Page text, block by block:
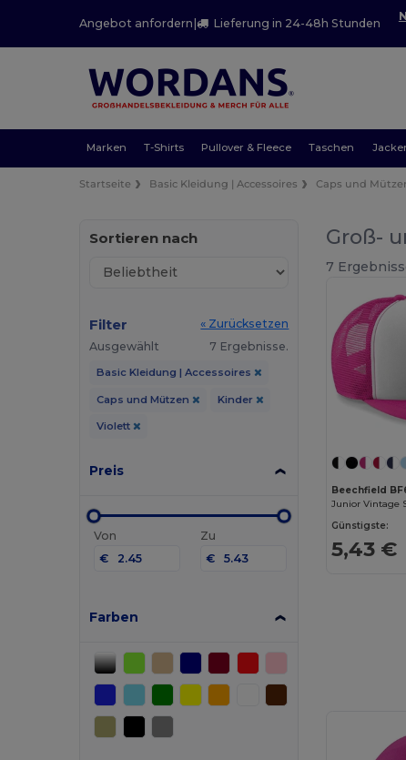
Angebot anfordern | Lieferung in 24-48h Stunden
Marken T-Shirts Pullover & Fleece Taschen
Startseite Basic Kleidung | Accessoires Caps und
Sortieren nach
Filter
« Zurücksetzen
Ausgewählt
7 Ergebnisse.
Basic Kleidung | Accessoires
Caps und Mützen Kinder
Violett
Preis
Von
€
Zu
€
Farben
Groß-
7
Beechfield
Junior Vintage
Günstigste:
5,43 €